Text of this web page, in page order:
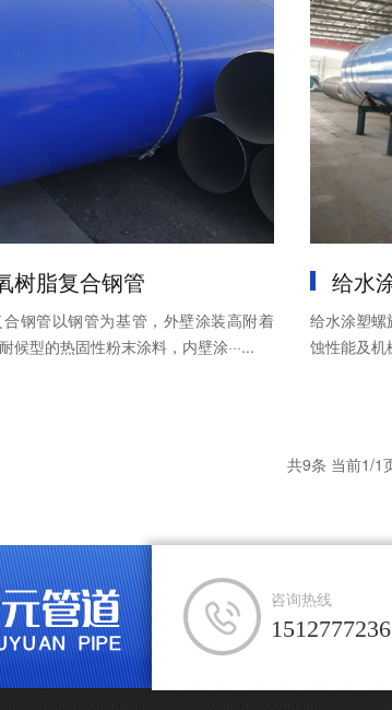
树脂复合钢管
钢管以钢管为基管，外壁涂装高附着
候型的热固性粉末涂料，内壁涂···...
给水
给水涂塑螺
蚀性能及机
共9条 当前1/1
咨询热线